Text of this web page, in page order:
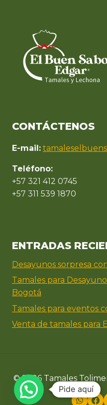
CONTÁCTENOS
E-mail:
Teléfono:
+57 321 412 0745
+57 311 539 1870
ENTRADAS
Desayunos sorpresa
Tamales para
Bogotá
Tamales para eventos
Venta de tamales para
© 2026 Tamales
Pide aquí